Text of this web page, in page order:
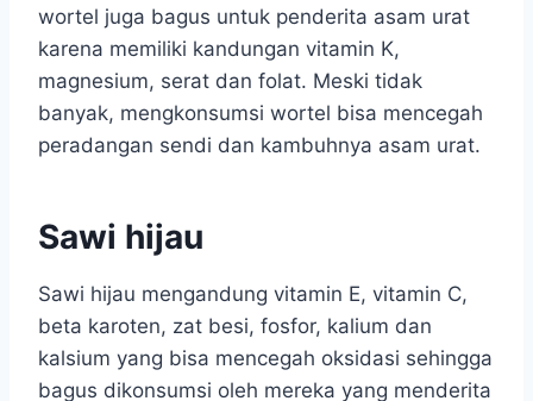
wortel juga bagus untuk penderita asam urat
karena memiliki kandungan vitamin K,
magnesium, serat dan folat. Meski tidak
banyak, mengkonsumsi wortel bisa mencegah
peradangan sendi dan kambuhnya asam urat.
Sawi hijau
Sawi hijau mengandung vitamin E, vitamin C,
beta karoten, zat besi, fosfor, kalium dan
kalsium yang bisa mencegah oksidasi sehingga
bagus dikonsumsi oleh mereka yang menderita